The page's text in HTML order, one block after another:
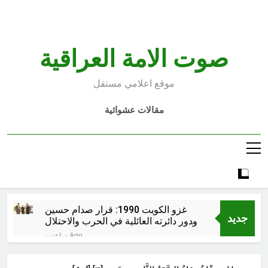
صوت الامة العراقية
موقع اعلامي مستقل
مقالات عشوائية
جديد
غزو الكويت 1990: قرار صدام حسين
ودور دائرته العائلية في الحرب والاحتلال
وعمليات النهب
ساعتين Ago
الشهادة عند الأشوريين ودور الشهيد في